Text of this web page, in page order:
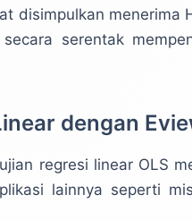
disimpulkan menerima
serentak
dengan
regresi linear OLS
lainnya seperti